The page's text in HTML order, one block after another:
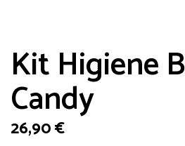
Kit Higiene
Candy
26,90€